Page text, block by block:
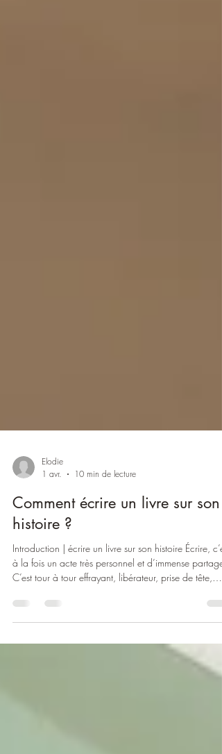
1 avr.
10 min de lecture
Comment écrire un livre sur son
histoire ?
Introduction | écrire un livre sur son histoire Écrire,
C’est tour à tour effrayant, libérateur, prise de tête,
source de questionnements (souvent) – et de réponses
compliqué le lendemain (comme à l’heure où j’écris
cette introduction, et où j’ai l’impression de pédaler
dans la choucroute 🤤). Peut-être que ce matin, vous